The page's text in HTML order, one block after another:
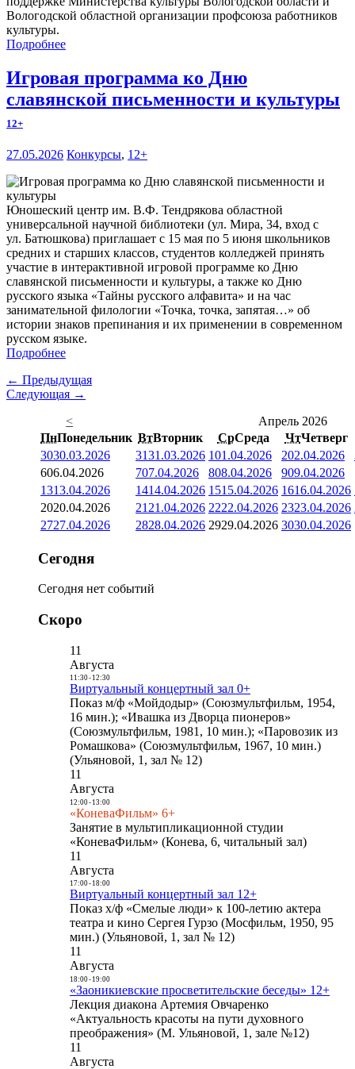
Вологодской областной организации профсоюза работников
культуры.
Подробнее
Игровая программа ко Дню
славянской письменности и культуры
12+
27.05.2026 Конкурсы, 12+
Юношеский центр им. В.Ф. Тендрякова областной
универсальной научной библиотеки (ул. Мира, 34, вход с
ул. Батюшкова) приглашает с 15 мая по 5 июня школьников
средних и старших классов, студентов колледжей принять
участие в интерактивной игровой программе ко Дню
славянской письменности и культуры, а также ко Дню
русского языка «Тайны русского алфавита» и на час
занимательной филологии «Точка, точка, запятая…» об
истории знаков препинания и их применении в современном
русском языке.
Подробнее
← Предыдущая
Следующая →
<
Апрель 2026
ПнПонедельник ВтВторник СрСреда ЧтЧетверг
3030.03.2026 3131.03.2026 101.04.2026 202.04.2026
606.04.2026 707.04.2026 808.04.2026 909.04.2026
1313.04.2026 1414.04.2026 1515.04.2026 1616.04.2026
2020.04.2026 21 21.04.2026 2222.04.2026 2323.04.2026
2727.04.2026 2828.04.2026 2929.04.2026 3030.04.2026
Сегодня
Сегодня нет событий
Скоро
11
Августа
11:30- 12:30
Виртуальный концертный зал 0+
Показ м/ф «Мойдодыр» (Союзмультфильм, 1954,
16 мин.); «Ивашка из Дворца пионеров»
(Союзмультфильм, 1981, 10 мин.); «Паровозик из
Ромашкова» (Союзмультфильм, 1967, 10 мин.)
(Ульяновой, 1, зал № 12)
11
Августа
12:00- 13:00
«КоневаФильм» 6+
Занятие в мультипликационной студии
«КоневаФильм» (Конева, 6, читальный зал)
11
Августа
17:00- 18:00
Виртуальный концертный зал 12+
Показ х/ф «Смелые люди» к 100-летию актера
театра и кино Сергея Гурзо (Мосфильм, 1950, 95
мин.) (Ульяновой, 1, зал № 12)
11
Августа
18:00- 19:00
«Заоникиевские просветительские беседы» 12+
Лекция диакона Артемия Овчаренко
«Актуальность красоты на пути духовного
преображения» (М. Ульяновой, 1, зале №12)
11
Августа